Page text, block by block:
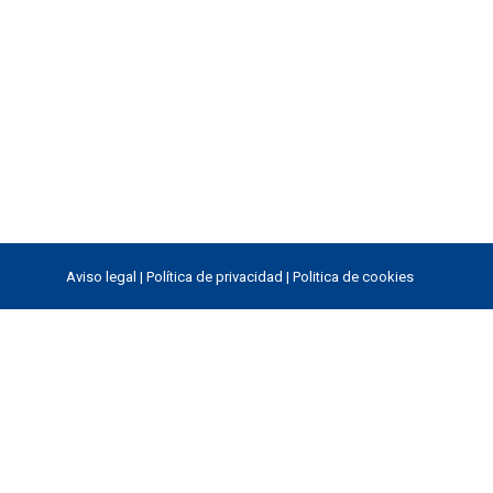
Aviso legal | Política de privacidad | Politica de cookies